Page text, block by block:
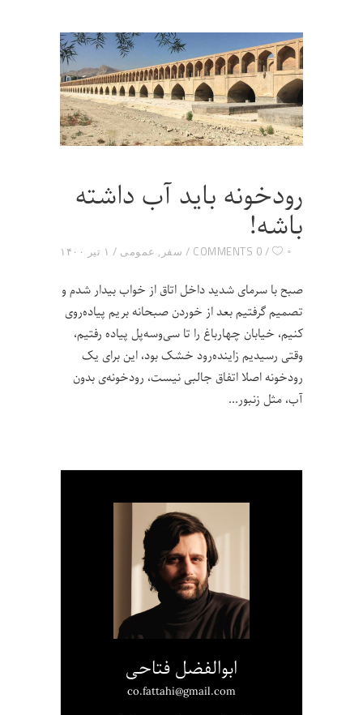
رودخونه باید آب داشته
باشه!
۱ تیر ۱۴۰۰ سفر , عمومی 0 COMMENTS ۰
صبح با سرمای شدید داخل اتاق از خواب بیدار شدم و
تصمیم گرفتیم بعد از خوردن صبحانه بریم پیاده‌روی
کنیم، خیابان چهارباغ را تا سی‌وسه‌پل پیاده رفتیم،
وقتی رسیدیم زاینده‌رود خشک بود، این برای یک
رودخونه اصلا اتفاق جالبی نیست، رودخونه‌ی بدون
آب، مثل زنبور
ابوالفضل فتاحی
co.fattahi@gmail.com